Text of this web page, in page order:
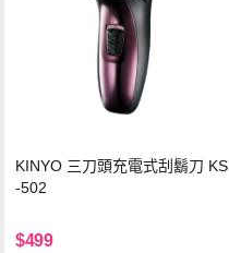
KINYO 三刀頭充電式刮鬍刀 KS
-502
$499